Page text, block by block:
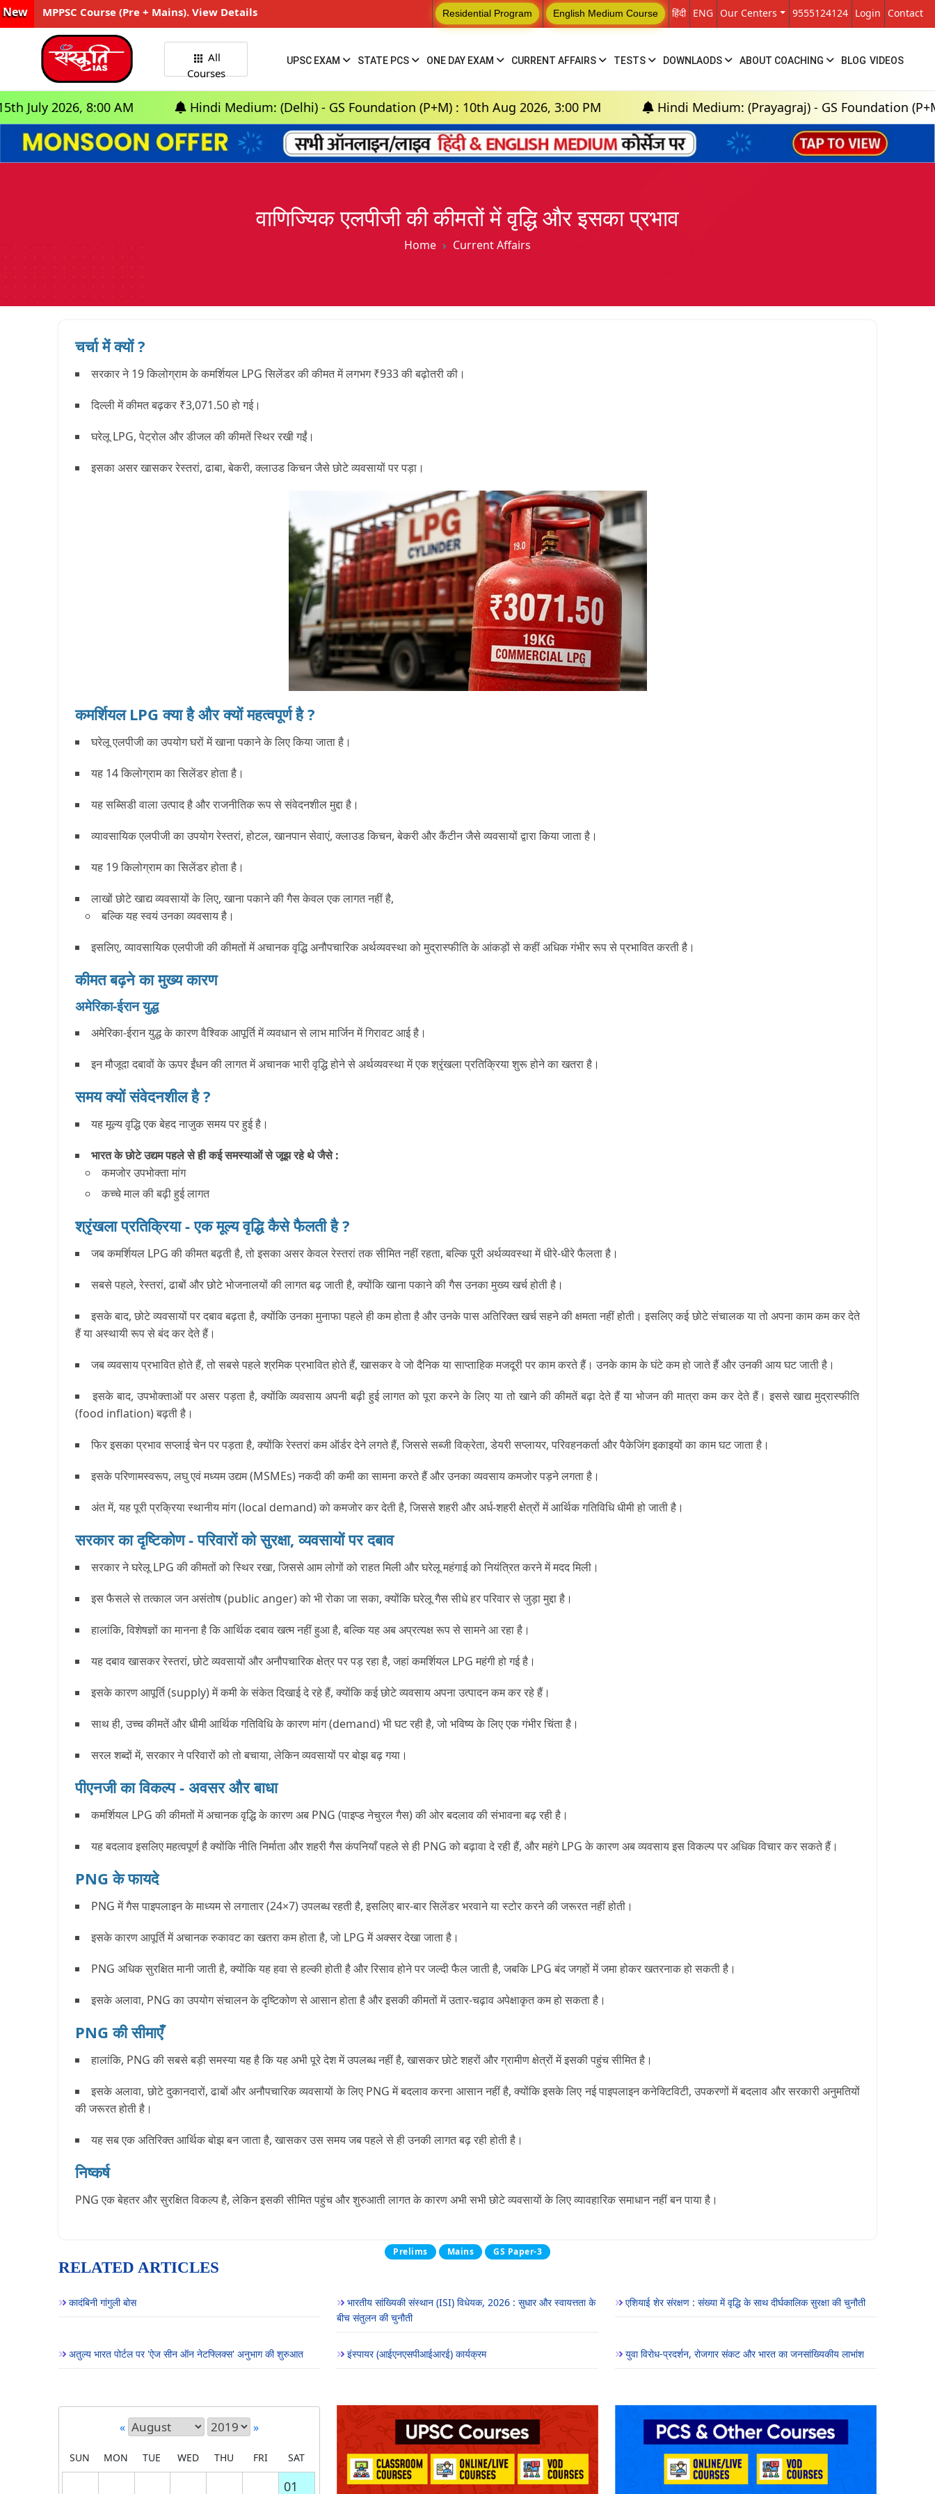
New MPPSC Course (Pre + Mains). View Details Residential Program English Medium Course हिंदी ENG Our Centers 9555124124 Login Contact
All
Courses
UPSC EXAM STATE PCS ONE DAY EXAM CURRENT AFFAIRS TESTS DOWNLAODS ABOUT COACHING BLOG VIDEOS
8:00 AM Hindi Medium: (Delhi) - GS Foundation (P+M) : 10th Aug 2026, 3:00 PM Hindi Medium: (Prayagraj) - GS Foundation (P+M) : 18th
वाणिज्यिक एलपीजी की कीमतों में वृद्धि और इसका प्रभाव
Home Current Affairs
चर्चा में क्यों ?
सरकार ने 19 किलोग्राम केकमर्शियल LPG सिलेंडरकी कीमत में लगभग₹933 की बढ़ोतरीकी।
दिल्ली में कीमत बढ़कर ₹3,071.50हो गई।
घरेलू LPG, पेट्रोल और डीजल की कीमतेंस्थिररखी गईं।
इसका असर खासकररेस्तरां, ढाबा, बेकरी, क्लाउड किचनजैसे छोटे व्यवसायों पर पड़ा।
कमर्शियल LPG क्या है और क्यों महत्वपूर्ण है ?
घरेलू एलपीजी का उपयोग घरों में खाना पकाने के लिए किया जाता है।
यह 14 किलोग्राम का सिलेंडर होता है।
यह सब्सिडी वाला उत्पाद है और राजनीतिक रूप से संवेदनशील मुद्दा है।
व्यावसायिक एलपीजी का उपयोग रेस्तरां, होटल, खानपान सेवाएं, क्लाउड किचन, बेकरी और कैंटीन जैसे व्यवसायों द्वारा किया जाता है।
यह 19 किलोग्राम का सिलेंडर होता है।
लाखों छोटे खाद्य व्यवसायों के लिए, खाना पकाने की गैस केवल एक लागत नहीं है,
बल्कि यह स्वयं उनका व्यवसाय है।
इसलिए, व्यावसायिक एलपीजी की कीमतों में अचानक वृद्धि अनौपचारिक अर्थव्यवस्था को मुद्रास्फीति के आंकड़ों से कहीं अधिक गंभीर रूप से प्रभावित करती है।
कीमत बढ़ने का मुख्य कारण
अमेरिका-ईरान युद्ध
अमेरिका-ईरान युद्ध के कारण वैश्विक आपूर्ति में व्यवधान से लाभ मार्जिन में गिरावट आई है।
इन मौजूदा दबावों के ऊपर ईंधन की लागत में अचानक भारी वृद्धि होने से अर्थव्यवस्था में एक श्रृंखला प्रतिक्रिया शुरू होने का खतरा है।
समय क्यों संवेदनशील है ?
यह मूल्य वृद्धि एक बेहद नाजुक समय पर हुई है।
भारत के छोटे उद्यम पहले से ही कई समस्याओं से जूझ रहे थे जैसे :
कमजोर उपभोक्ता मांग
कच्चे माल की बढ़ी हुई लागत
श्रृंखला प्रतिक्रिया - एक मूल्य वृद्धि कैसे फैलती है ?
जब कमर्शियल LPG की कीमत बढ़ती है, तो इसका असर केवल रेस्तरां तक सीमित नहीं रहता, बल्कि पूरी अर्थव्यवस्था में धीरे-धीरे फैलता है।
सबसे पहले, रेस्तरां, ढाबों और छोटे भोजनालयों की लागत बढ़ जाती है, क्योंकि खाना पकाने की गैस उनका मुख्य खर्च होती है।
इसके बाद, छोटे व्यवसायों पर दबाव बढ़ता है, क्योंकि उनका मुनाफा पहले ही कम होता है और उनके पास अतिरिक्त खर्च सहने की क्षमता नहीं होती। इसलिए कई छोटे संचालक या तो अपना काम कम कर देते
हैं या अस्थायी रूप से बंद कर देते हैं।
जब व्यवसाय प्रभावित होते हैं, तो सबसे पहले श्रमिक प्रभावित होते हैं, खासकर वे जो दैनिक या साप्ताहिक मजदूरी पर काम करते हैं। उनके काम के घंटे कम हो जाते हैं और उनकी आय घट जाती है।
इसके बाद, उपभोक्ताओं पर असर पड़ता है, क्योंकि व्यवसाय अपनी बढ़ी हुई लागत को पूरा करने के लिए या तो खाने की कीमतें बढ़ा देते हैं या भोजन की मात्रा कम कर देते हैं। इससे खाद्य मुद्रास्फीति
(food inflation) बढ़ती है।
फिर इसका प्रभाव सप्लाई चेन पर पड़ता है, क्योंकि रेस्तरां कम ऑर्डर देने लगते हैं, जिससे सब्जी विक्रेता, डेयरी सप्लायर, परिवहनकर्ता और पैकेजिंग इकाइयों का काम घट जाता है।
इसके परिणामस्वरूप, लघु एवं मध्यम उद्यम (MSMEs) नकदी की कमी का सामना करते हैं और उनका व्यवसाय कमजोर पड़ने लगता है।
अंत में, यह पूरी प्रक्रिया स्थानीय मांग (local demand) को कमजोर कर देती है, जिससे शहरी और अर्ध-शहरी क्षेत्रों में आर्थिक गतिविधि धीमी हो जाती है।
सरकार का दृष्टिकोण - परिवारों को सुरक्षा, व्यवसायों पर दबाव
सरकार ने घरेलू LPG की कीमतों को स्थिर रखा, जिससे आम लोगों को राहत मिली और घरेलू महंगाई को नियंत्रित करने में मदद मिली।
इस फैसले से तत्काल जन असंतोष (public anger) को भी रोका जा सका, क्योंकि घरेलू गैस सीधे हर परिवार से जुड़ा मुद्दा है।
हालांकि, विशेषज्ञों का मानना है कि आर्थिक दबाव खत्म नहीं हुआ है, बल्कि यह अब अप्रत्यक्ष रूप से सामने आ रहा है।
यह दबाव खासकर रेस्तरां, छोटे व्यवसायों और अनौपचारिक क्षेत्र पर पड़ रहा है, जहां कमर्शियल LPG महंगी हो गई है।
इसके कारण आपूर्ति (supply) में कमी के संकेत दिखाई दे रहे हैं, क्योंकि कई छोटे व्यवसाय अपना उत्पादन कम कर रहे हैं।
साथ ही, उच्च कीमतें और धीमी आर्थिक गतिविधि के कारण मांग (demand) भी घट रही है, जो भविष्य के लिए एक गंभीर चिंता है।
सरल शब्दों में, सरकार ने परिवारों को तो बचाया, लेकिन व्यवसायों पर बोझ बढ़ गया।
पीएनजी का विकल्प - अवसर और बाधा
कमर्शियल LPG की कीमतों में अचानक वृद्धि के कारण अब PNG (पाइप्ड नेचुरल गैस) की ओर बदलाव की संभावना बढ़ रही है।
यह बदलाव इसलिए महत्वपूर्ण है क्योंकि नीति निर्माता और शहरी गैस कंपनियाँ पहले से ही PNG को बढ़ावा दे रही हैं, और महंगे LPG के कारण अब व्यवसाय इस विकल्प पर अधिक विचार कर सकते हैं।
PNG के फायदे
PNG में गैस पाइपलाइन के माध्यम से लगातार (24×7) उपलब्ध रहती है, इसलिए बार-बार सिलेंडर भरवाने या स्टोर करने की जरूरत नहीं होती।
इसके कारण आपूर्ति में अचानक रुकावट का खतरा कम होता है, जो LPG में अक्सर देखा जाता है।
PNG अधिक सुरक्षित मानी जाती है, क्योंकि यह हवा से हल्की होती है और रिसाव होने पर जल्दी फैल जाती है, जबकि LPG बंद जगहों में जमा होकर खतरनाक हो सकती है।
इसके अलावा, PNG का उपयोग संचालन के दृष्टिकोण से आसान होता है और इसकी कीमतों में उतार-चढ़ाव अपेक्षाकृत कम हो सकता है।
PNG की सीमाएँ
हालांकि, PNG की सबसे बड़ी समस्या यह है कि यह अभी पूरे देश में उपलब्ध नहीं है, खासकर छोटे शहरों और ग्रामीण क्षेत्रों में इसकी पहुंच सीमित है।
इसके अलावा, छोटे दुकानदारों, ढाबों और अनौपचारिक व्यवसायों के लिए PNG में बदलाव करना आसान नहीं है, क्योंकि इसके लिए नई पाइपलाइन कनेक्टिविटी, उपकरणों में बदलाव और सरकारी अनुमतियों
की जरूरत होती है।
यह सब एक अतिरिक्त आर्थिक बोझ बन जाता है, खासकर उस समय जब पहले से ही उनकी लागत बढ़ रही होती है।
निष्कर्ष
PNG एक बेहतर और सुरक्षित विकल्प है, लेकिन इसकी सीमित पहुंच और शुरुआती लागत के कारण अभी सभी छोटे व्यवसायों के लिए व्यावहारिक समाधान नहीं बन पाया है।
Prelims Mains GS Paper-3
RELATED ARTICLES
कादंबिनी गांगुली बोस
भारतीय सांख्यिकी संस्थान (ISI) विधेयक, 2026 : सुधार और स्वायत्तता के
बीच संतुलन की चुनौती
एशियाई शेर संरक्षण : संख्या में वृद्धि के साथ दीर्घकालिक सुरक्षा की चुनौती
अतुल्य भारत पोर्टल पर 'ऐज सीन ऑन नेटफ्लिक्स' अनुभाग की शुरुआत इंस्पायर (आईएनएसपीआईआरई) कार्यक्रम युवा विरोध-प्रदर्शन, रोजगार संकट और भारत का जनसांख्यिकीय लाभांश
« »
SUN MON TUE WED THU FRI SAT
01